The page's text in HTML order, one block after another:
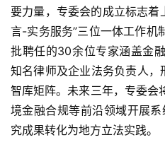
要力量，专委会的成立标志
言-实务服务”三位一体工作机
批聘任的30余位专家涵盖金
知名律师及企业法务负责人，
智库矩阵。未来三年，专委会
境金融合规等前沿领域开展
究成果转化为地方立法实践。